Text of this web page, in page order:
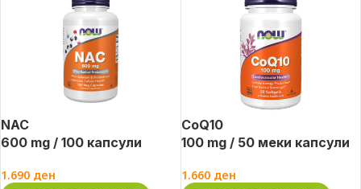
NAC
600 mg / 100 капсули
1.690 ден
CoQ10
100 mg / 50 меки капсули
1.660 ден